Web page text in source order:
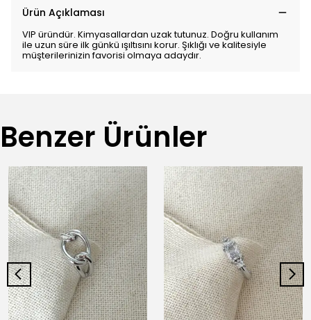
Ürün Açıklaması
VIP üründür. Kimyasallardan uzak tutunuz. Doğru kullanım
ile uzun süre ilk günkü ışıltısını korur. Şıklığı ve kalitesiyle
müşterilerinizin favorisi olmaya adaydır.
Benzer Ürünler